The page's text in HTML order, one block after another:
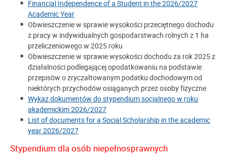
Financial Independence of a Student in the 2026/2027
Academic Year
Obwieszczenie w sprawie wysokości przeciętnego dochodu
z pracy w indywidualnych gospodarstwach rolnych z 1 ha
przeliczeniowego w 2025 roku
Obwieszczenie w sprawie wysokości dochodu za rok 2025 z
działalności podlegającej opodatkowaniu na podstawie
przepisów o zryczałtowanym podatku dochodowym od
niektórych przychodów osiąganych przez osoby fizyczne
Wykaz dokumentów do stypendium socjalnego w roku
akademickim 2026/2027
List of documents for a Social Scholarship in the academic
year 2026/2027
Stypendium dla osób niepełnosprawnych